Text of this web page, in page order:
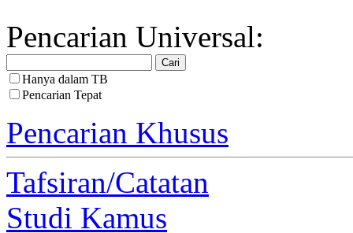
Pencarian Universal:
Hanya dalam TB
Pencarian Tepat
Pencarian Khusus
Tafsiran/Catatan
Studi Kamus